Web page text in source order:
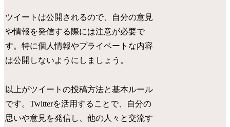
ツイートは公開されるので、自分の意見
や情報を発信する際には注意が必要で
す。特に個人情報やプライベートな内容
は公開しないようにしましょう。
以上がツイートの投稿方法と基本ルール
です。Twitterを活用することで、自分の
思いや意見を発信し、他の人々と交流す